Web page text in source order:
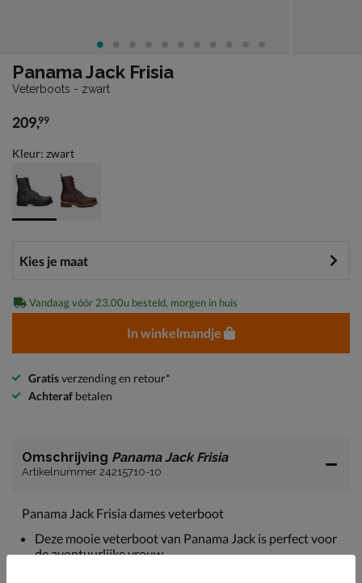
Panama Jack Frisia
Veterboots - zwart
€ 209,99
209,99
Kleur: zwart
Vandaag vóór 23.00u besteld, morgen in huis
In winkelmandje
Gratisverzending en retour*
Achteraf betalen
Omschrijving Panama Jack Frisia
Artikelnummer 24215710-10
Panama Jack Frisia dames veterboot
Deze mooie veterboot van Panama Jack is perfect voor
de avontuurlijke vrouw.